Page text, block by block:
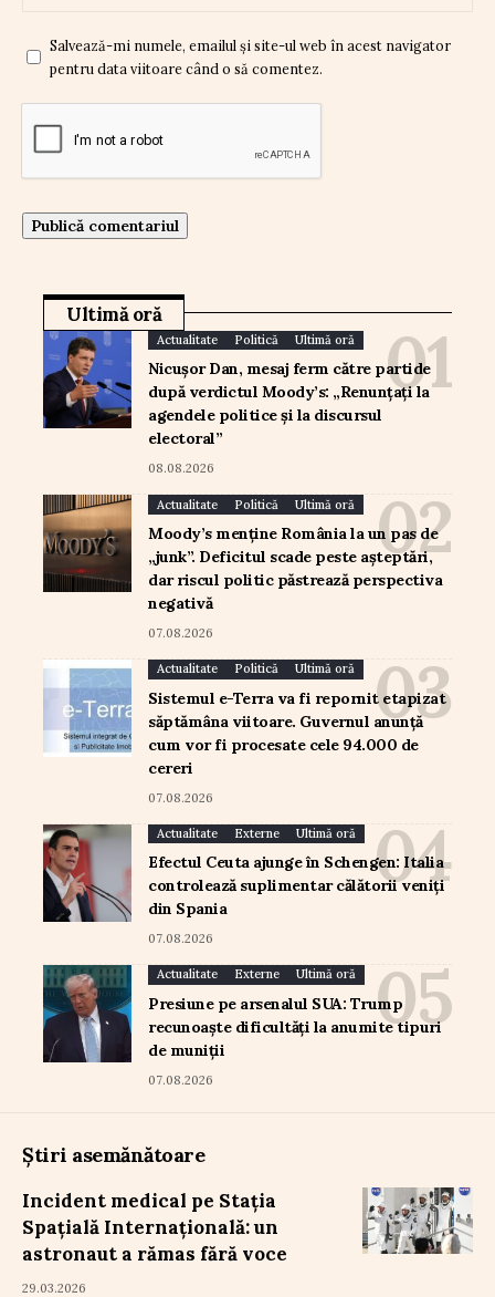
Salvează-mi numele, emailul și site-ul web în acest navigator
pentru data viitoare când o să comentez.
Ultimă oră
Actualitate Politică Ultimă oră
Nicușor Dan, mesaj ferm către partide
după verdictul Moody’s: „Renunțați la
agendele politice și la discursul
electoral”
08.08.2026
Actualitate Politică Ultimă oră
Moody’s menține România la un pas de
„junk”. Deficitul scade peste așteptări,
dar riscul politic păstrează perspectiva
negativă
07.08.2026
Actualitate Politică Ultimă oră
Sistemul e-Terra va fi repornit etapizat
săptămâna viitoare. Guvernul anunță
cum vor fi procesate cele 94.000 de
cereri
07.08.2026
Actualitate Externe Ultimă oră
Efectul Ceuta ajunge în Schengen: Italia
controlează suplimentar călătorii veniți
din Spania
07.08.2026
Actualitate Externe Ultimă oră
Presiune pe arsenalul SUA: Trump
recunoaște dificultăți la anumite tipuri
de muniții
07.08.2026
Știri asemănătoare
Incident medical pe Stația
Spațială Internațională: un
astronaut a rămas fără voce
29.03.2026